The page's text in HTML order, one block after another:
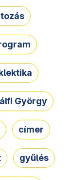
György
címer
gyűlés